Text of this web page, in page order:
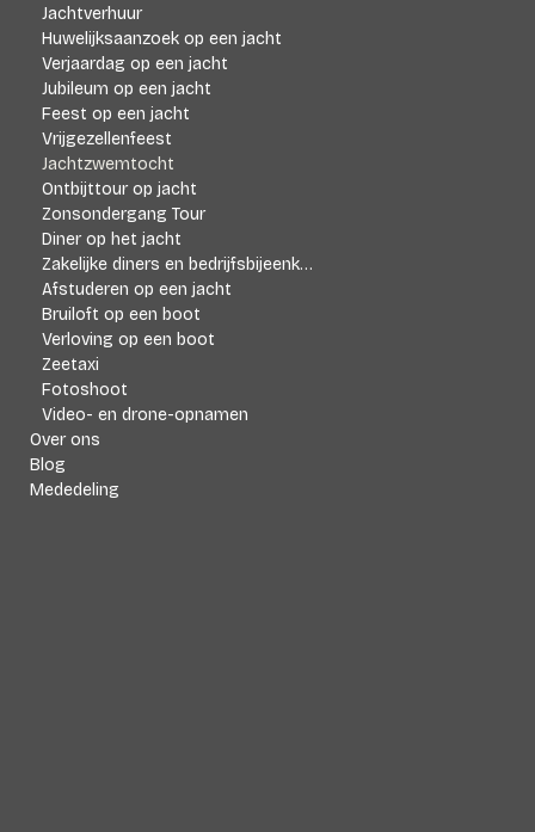
Jachtverhuur
Huwelijksaanzoek op een jacht
Verjaardag op een jacht
Jubileum op een jacht
Feest op een jacht
Vrijgezellenfeest
Jachtzwemtocht
Ontbijttour op jacht
Zonsondergang Tour
Diner op het jacht
Zakelijke diners en bedrijfsbijeenkomsten
Afstuderen op een jacht
Bruiloft op een boot
Verloving op een boot
Zeetaxi
Fotoshoot
Video- en drone-opnamen
Over ons
Blog
Mededeling